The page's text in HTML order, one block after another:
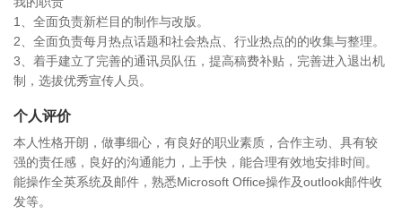
1、全面负责新栏目的制作与改版。
2、全面负责每月热点话题和社会热点、行业热点的的收集与整理。
3、着手建立了完善的通讯员队伍，提高稿费补贴，完善进入退出机
制，选拔优秀宣传人员。
个人评价
本人性格开朗，做事细心，有良好的职业素质，合作主动、具有较
强的责任感，良好的沟通能力，上手快，能合理有效地安排时间。
能操作全英系统及邮件，熟悉Microsoft Office操作及outlook邮件收
发等。